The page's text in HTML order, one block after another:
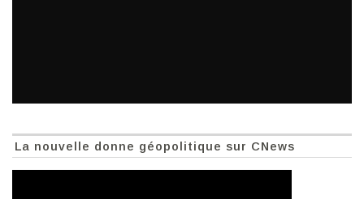
La nouvelle donne géopolitique sur CNews